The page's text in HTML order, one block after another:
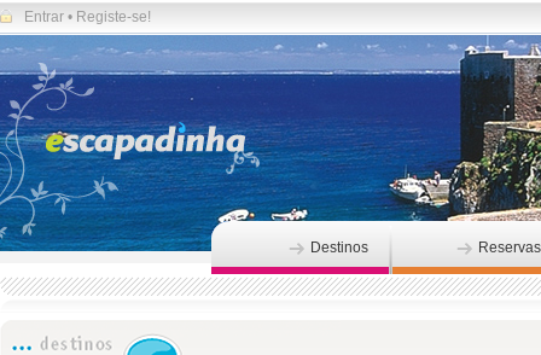
Entrar • Registe-se!
Destinos Reservas